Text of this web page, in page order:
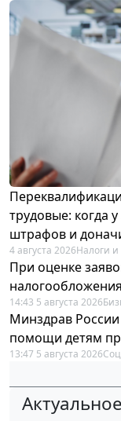
трудовые: когда
штрафов и
4 августа 2026Налоги и
При оценке
14:43 5 августа 2026
Минздрав
помощи детям
13:47 5 августа 2026
Актуальное